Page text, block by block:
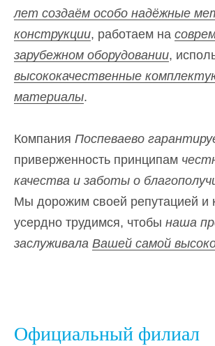
лет создаём особо надёжные
конструкции, работаем на
зарубежном оборудовании,
высококачественные
материалы.
Компания Поспеваево
приверженность принципам
качества и заботы о
Мы дорожим своей репутацией и
усердно трудимся, чтобы наша
заслуживала Вашей самой
Официальный филиал